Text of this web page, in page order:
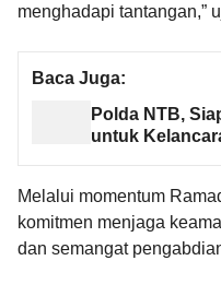
menghadapi tantangan,”
Baca Juga:
Polda NTB,
untuk
Melalui momentum
komitmen menjaga
dan semangat